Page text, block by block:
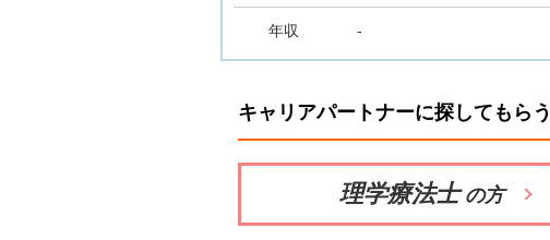
年収 -
キャリアパートナーに探してもらう
理学療法士 の方